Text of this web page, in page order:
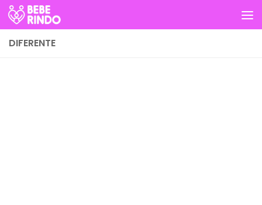
Skip to content
DIFERENTE